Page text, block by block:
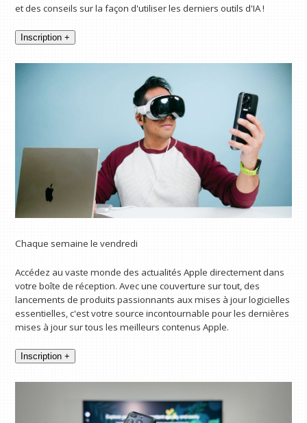
et des conseils sur la façon d'utiliser les derniers outils d'IA !
Inscription +
Chaque semaine le vendredi
Accédez au vaste monde des actualités Apple directement dans
votre boîte de réception. Avec une couverture sur tout, des
lancements de produits passionnants aux mises à jour logicielles
essentielles, c'est votre source incontournable pour les dernières
mises à jour sur tous les meilleurs contenus Apple.
Inscription +